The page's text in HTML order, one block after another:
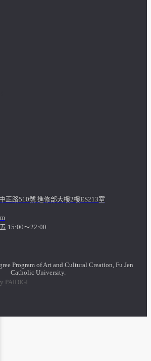
正路510號 進修部大樓2樓ES213室
15:00～22:00
Program of Art and Cultural Creation, Fu Jen
Catholic University.
PAIDIGI